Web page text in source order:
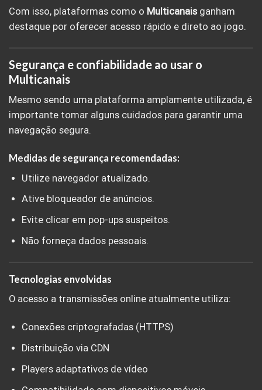
Com isso, plataformas como o Multicanaisganham
destaque por oferecer acesso rápido e direto ao jogo.
Segurança e confiabilidade ao usar o
Multicanais
Mesmo sendo uma plataforma amplamente utilizada, é
importante tomar alguns cuidados para garantir uma
navegação segura.
Medidas de segurança recomendadas:
Utilize navegador atualizado.
Ative bloqueador de anúncios.
Evite clicar em pop-ups suspeitos.
Não forneça dados pessoais.
Tecnologias envolvidas
O acesso a transmissões online atualmente utiliza:
Conexões criptografadas (HTTPS)
Distribuição via CDN
Players adaptativos de vídeo